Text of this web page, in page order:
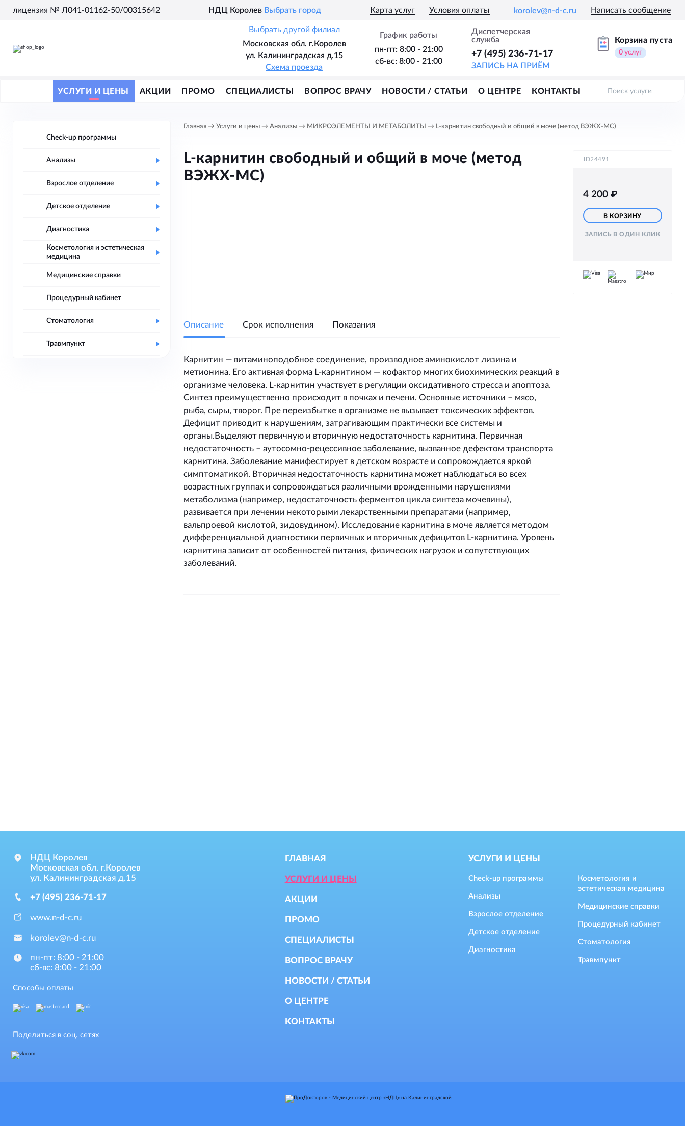
лицензия № Л041-01162-50/00315642 НДЦ Королев Выбрать город Карта услуг Условия оплаты korolev@n-d-c.ru Написать сообщение
Выбрать другой филиал
Московская обл. г.Королев
ул. Калининградская д.15
Схема проезда
График работы
пн-пт: 8:00 - 21:00
сб-вс: 8:00 - 21:00
Диспетчерская
служба
+7 (495) 236-71-17
ЗАПИСЬ НА ПРИЁМ
Корзина пуста
0 услуг
УСЛУГИ И ЦЕНЫ АКЦИИ ПРОМО СПЕЦИАЛИСТЫ ВОПРОС ВРАЧУ НОВОСТИ / СТАТЬИ О ЦЕНТРЕ КОНТАКТЫ Поиск услуги
Check-up программы
Анализы
Взрослое отделение
Детское отделение
Диагностика
Косметология и эстетическая
медицина
Медицинские справки
Процедурный кабинет
Стоматология
Травмпункт
Главная → Услуги и цены → Анализы → МИКРОЭЛЕМЕНТЫ И МЕТАБОЛИТЫ → L-карнитин свободный и общий в моче (метод ВЭЖХ-МС)
L-карнитин свободный и общий в моче (метод
ВЭЖХ-МС)
ID24491
4 200 ₽
В КОРЗИНУ
ЗАПИСЬ В ОДИН КЛИК
Описание Срок исполнения Показания
Карнитин — витаминоподобное соединение, производное аминокислот лизина и
метионина. Его активная форма L-карнитином — кофактор многих биохимических реакций в
организме человека. L-карнитин участвует в регуляции оксидативного стресса и апоптоза.
Синтез преимущественно происходит в почках и печени. Основные источники – мясо,
рыба, сыры, творог. Пре переизбытке в организме не вызывает токсических эффектов.
Дефицит приводит к нарушениям, затрагивающим практически все системы и
органы.Выделяют первичную и вторичную недостаточность карнитина. Первичная
недостаточность – аутосомно-рецессивное заболевание, вызванное дефектом транспорта
карнитина. Заболевание манифестирует в детском возрасте и сопровождается яркой
симптоматикой. Вторичная недостаточность карнитина может наблюдаться во всех
возрастных группах и сопровождаться различными врожденными нарушениями
метаболизма (например, недостаточность ферментов цикла синтеза мочевины),
развивается при лечении некоторыми лекарственными препаратами (например,
вальпроевой кислотой, зидовудином). Исследование карнитина в моче является методом
дифференциальной диагностики первичных и вторичных дефицитов L-карнитина. Уровень
карнитина зависит от особенностей питания, физических нагрузок и сопутствующих
заболеваний.
ГЛАВНАЯ
УСЛУГИ И ЦЕНЫ
АКЦИИ
ПРОМО
СПЕЦИАЛИСТЫ
ВОПРОС ВРАЧУ
НОВОСТИ / СТАТЬИ
О ЦЕНТРЕ
КОНТАКТЫ
УСЛУГИ И ЦЕНЫ
Check-up программы
Анализы
Взрослое отделение
Детское отделение
Диагностика
Косметология и
эстетическая медицина
Медицинские справки
Процедурный кабинет
Стоматология
Травмпункт
НДЦ Королев
Московская обл. г.Королев
ул. Калининградская д.15
+7 (495) 236-71-17
www.n-d-c.ru
korolev@n-d-c.ru
пн-пт: 8:00 - 21:00
сб-вс: 8:00 - 21:00
Способы оплаты
Поделиться в соц. сетях